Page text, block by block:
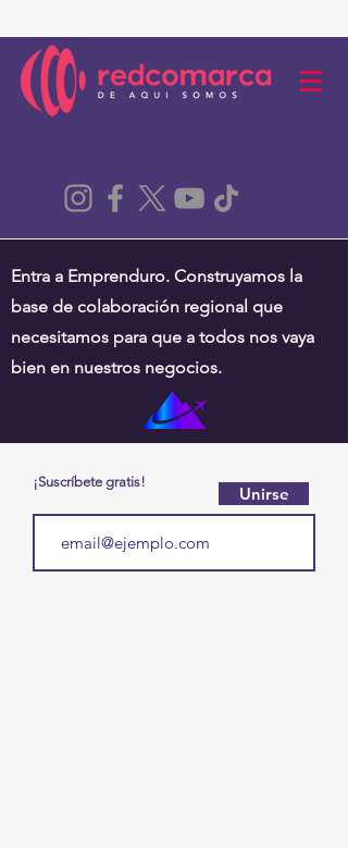
Entra a Emprenduro. Construyamos la
base de colaboración regional que
necesitamos para que a todos nos vaya
bien en nuestros negocios.
¡Suscríbete gratis!
Unirse